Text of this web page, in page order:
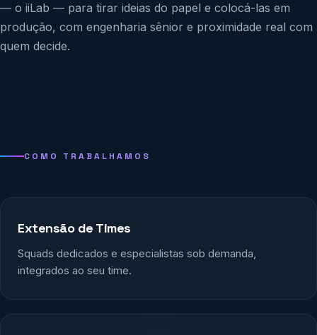
— o iiLab — para tirar ideias do papel e colocá-las em
produção, com engenharia sênior e proximidade real com
quem decide.
COMO TRABALHAMOS
Extensão de Times
Squads dedicados e especialistas sob demanda,
integrados ao seu time.